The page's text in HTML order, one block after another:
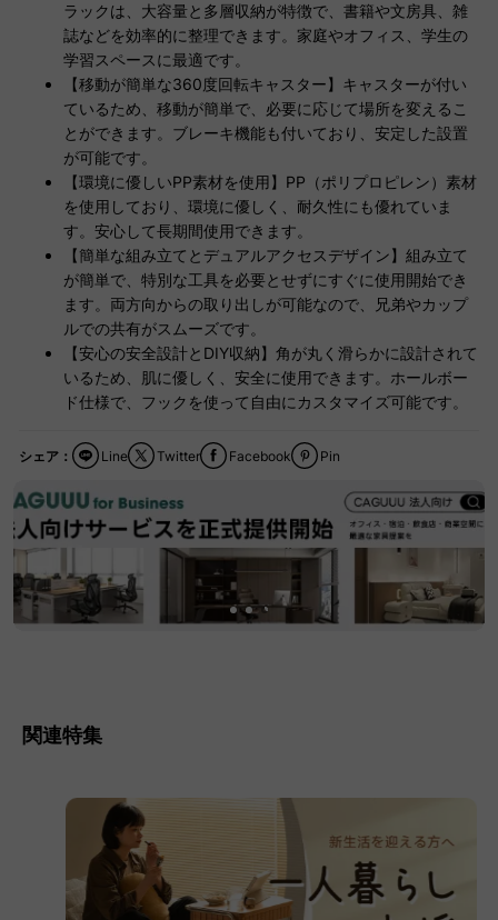
ラックは、大容量と多層収納が特徴で、書籍や文房具、雑
誌などを効率的に整理できます。家庭やオフィス、学生の
学習スペースに最適です。
【移動が簡単な360度回転キャスター】キャスターが付い
ているため、移動が簡単で、必要に応じて場所を変えるこ
とができます。ブレーキ機能も付いており、安定した設置
が可能です。
【環境に優しいPP素材を使用】PP（ポリプロピレン）素材
を使用しており、環境に優しく、耐久性にも優れていま
す。安心して長期間使用できます。
【簡単な組み立てとデュアルアクセスデザイン】組み立て
が簡単で、特別な工具を必要とせずにすぐに使用開始でき
ます。両方向からの取り出しが可能なので、兄弟やカップ
ルでの共有がスムーズです。
【安心の安全設計とDIY収納】角が丸く滑らかに設計されて
いるため、肌に優しく、安全に使用できます。ホールボー
ド仕様で、フックを使って自由にカスタマイズ可能です。
シェア： Facebook
Twitter Pin
Line
関連特集